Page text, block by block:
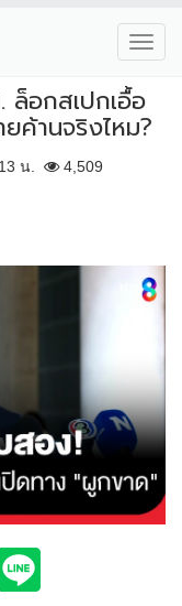
ล็อกสเปกเอื้อ
ค้านจริงไหม?
น. 4,509